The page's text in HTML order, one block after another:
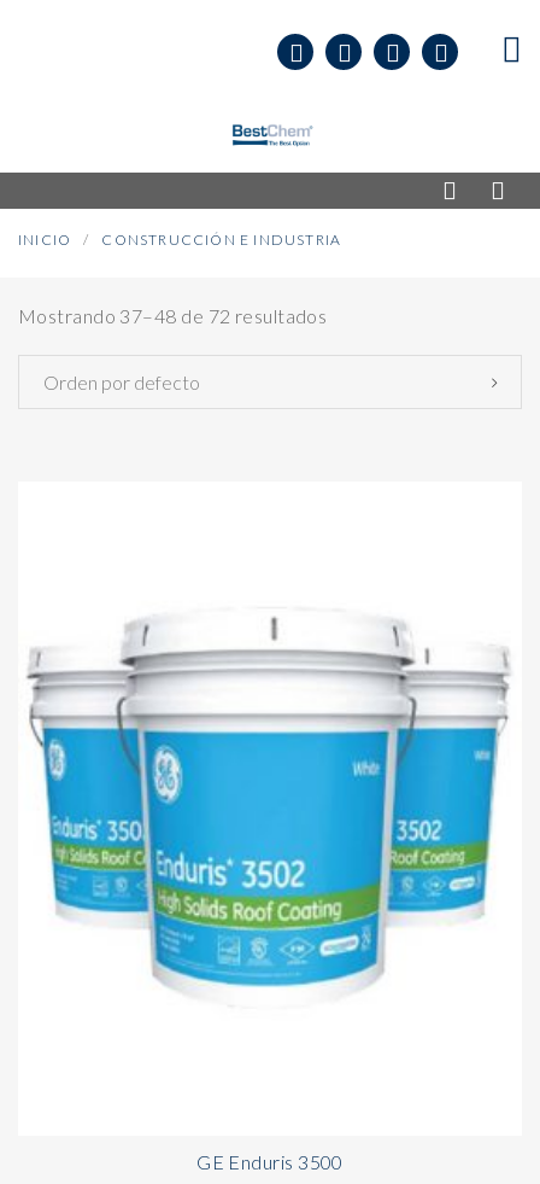
INICIO CONSTRUCCIÓN E INDUSTRIA
Mostrando 37–48 de 72 resultados
GE Enduris 3500